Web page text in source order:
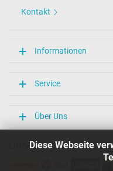
Diese Webseite
Kontakt
Informationen
Service
Über Uns
Unsere Versandarten